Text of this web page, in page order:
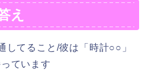
え
してること/彼は「時計○○」
ています